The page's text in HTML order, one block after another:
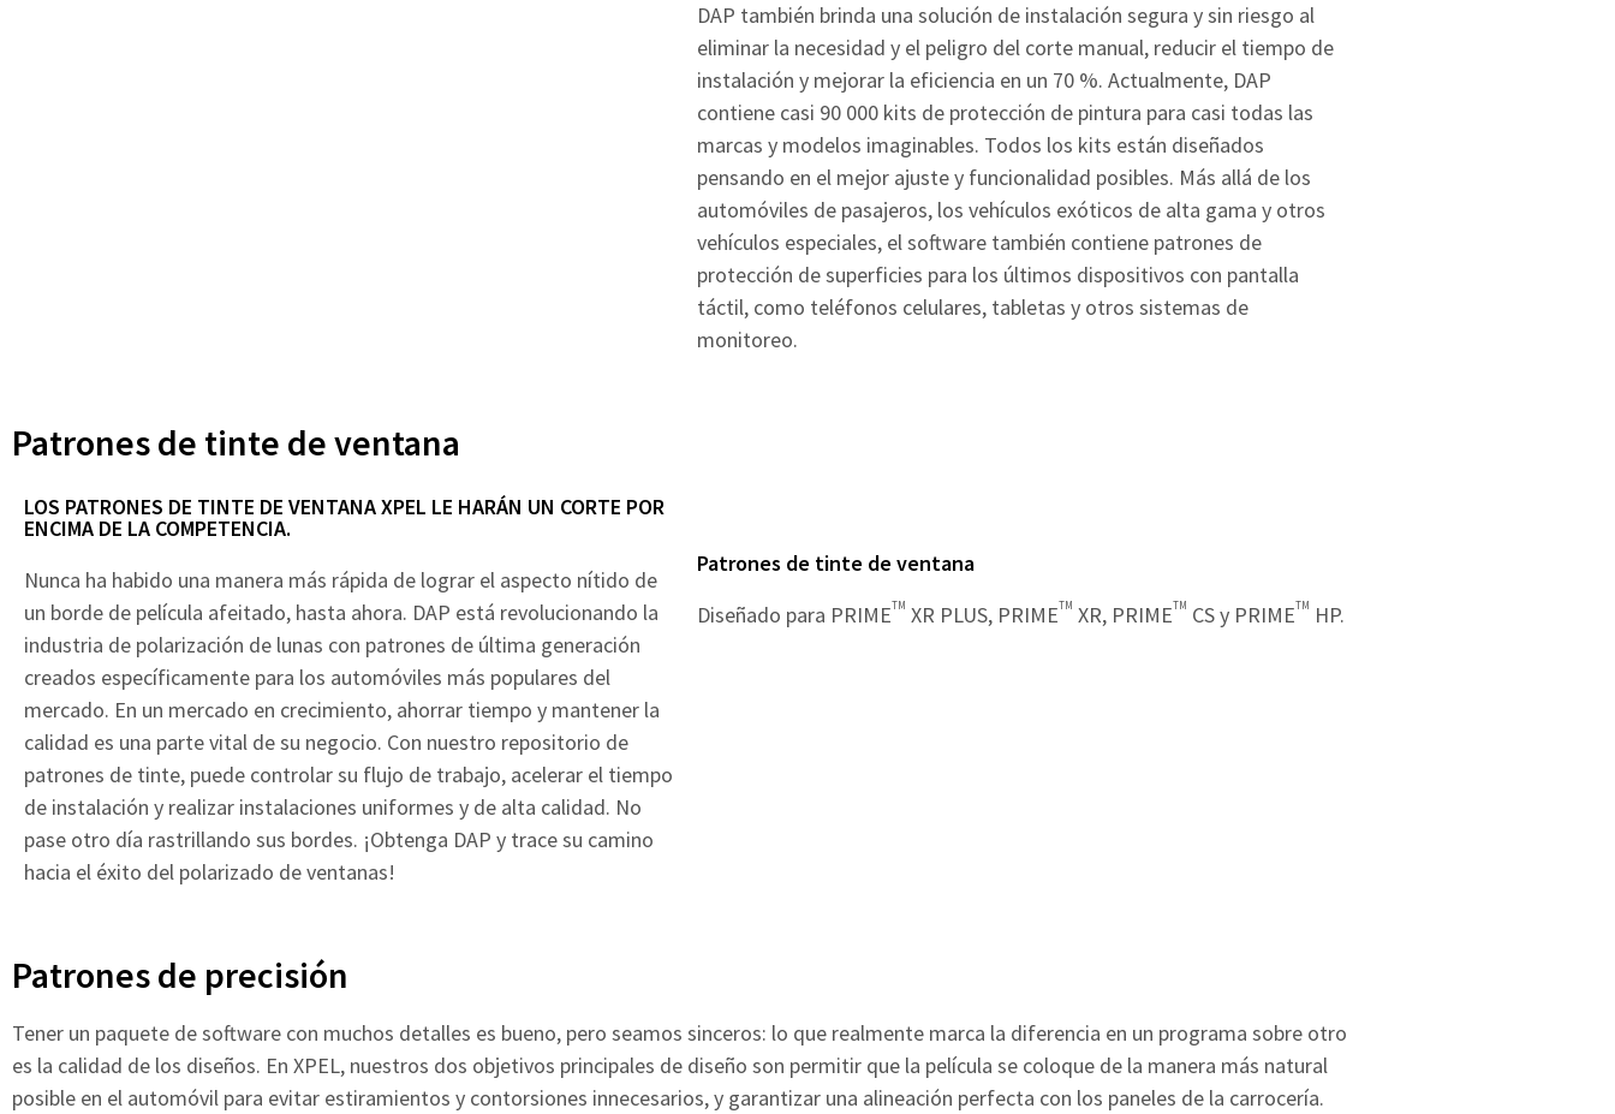
DAP también brinda una solución de instalación segura y sin riesgo al
eliminar la necesidad y el peligro del corte manual, reducir el tiempo de
instalación y mejorar la eficiencia en un 70 %. Actualmente, DAP
contiene casi 90 000 kits de protección de pintura para casi todas las
marcas y modelos imaginables. Todos los kits están diseñados
pensando en el mejor ajuste y funcionalidad posibles. Más allá de los
automóviles de pasajeros, los vehículos exóticos de alta gama y otros
vehículos especiales, el software también contiene patrones de
protección de superficies para los últimos dispositivos con pantalla
táctil, como teléfonos celulares, tabletas y otros sistemas de
monitoreo.
Patrones de tinte de ventana
LOS PATRONES DE TINTE DE VENTANA XPEL LE HARÁN UN CORTE POR
ENCIMA DE LA COMPETENCIA.
Nunca ha habido una manera más rápida de lograr el aspecto nítido de
un borde de película afeitado, hasta ahora. DAP está revolucionando la
industria de polarización de lunas con patrones de última generación
creados específicamente para los automóviles más populares del
mercado. En un mercado en crecimiento, ahorrar tiempo y mantener la
calidad es una parte vital de su negocio. Con nuestro repositorio de
patrones de tinte, puede controlar su flujo de trabajo, acelerar el tiempo
de instalación y realizar instalaciones uniformes y de alta calidad. No
pase otro día rastrillando sus bordes. ¡Obtenga DAP y trace su camino
hacia el éxito del polarizado de ventanas!
Patrones de tinte de ventana
Diseñado para PRIMETM XR PLUS, PRIMETM XR, PRIMETM CS y PRIMETM HP.
Patrones de precisión
Tener un paquete de software con muchos detalles es bueno, pero seamos sinceros: lo que realmente marca la diferencia en un programa sobre otro
es la calidad de los diseños. En XPEL, nuestros dos objetivos principales de diseño son permitir que la película se coloque de la manera más natural
posible en el automóvil para evitar estiramientos y contorsiones innecesarios, y garantizar una alineación perfecta con los paneles de la carrocería.